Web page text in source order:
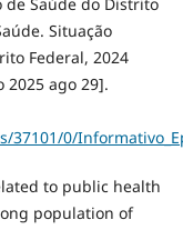
Situação
Federal, 2024
2025 ago 29].
0/
to public health
population of